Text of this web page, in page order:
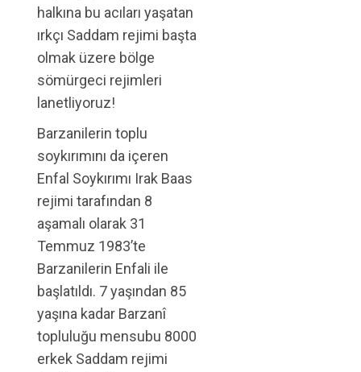
halkına bu acıları yaşatan
ırkçı Saddam rejimi başta
olmak üzere bölge
sömürgeci rejimleri
lanetliyoruz!
Barzanilerin toplu
soykırımını da içeren
Enfal Soykırımı Irak Baas
rejimi tarafından 8
aşamalı olarak 31
Temmuz 1983’te
Barzanilerin Enfali ile
başlatıldı. 7 yaşından 85
yaşına kadar Barzanî
topluluğu mensubu 8000
erkek Saddam rejimi